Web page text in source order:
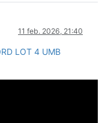
11 feb. 2026, 21:40
LOT 4 UMB